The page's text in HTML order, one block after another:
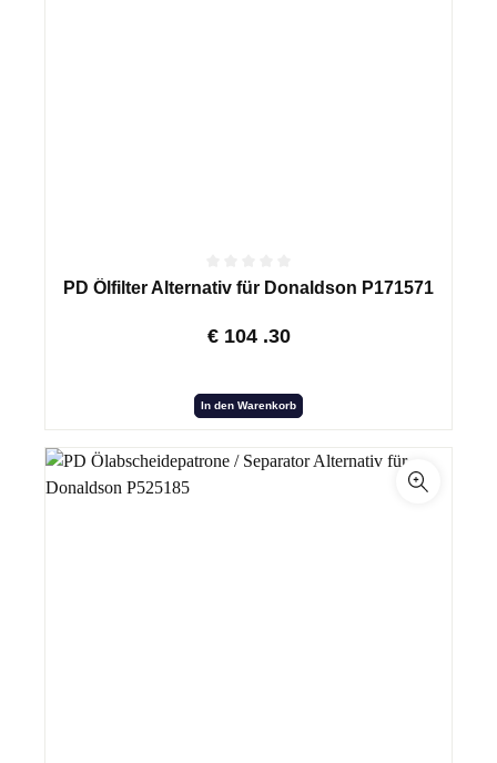
PD Ölfilter Alternativ für Donaldson P171571
€ 104 .30
In den Warenkorb